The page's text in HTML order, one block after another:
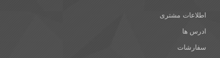
اطلاعات مشتری
ادرس ها
سفارشات